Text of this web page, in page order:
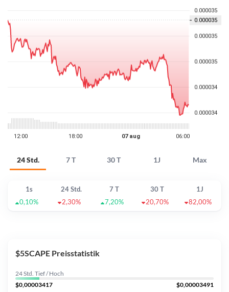
24 Std. 7 T 30 T 1J Max
1s 24 Std. 7 T 30 T
1J
0,10%
2,30% 7,20% 20,70% 82,00%
$5SCAPE Preisstatistik
24 Std. Tief / Hoch
$0,00003417
$0,00003491